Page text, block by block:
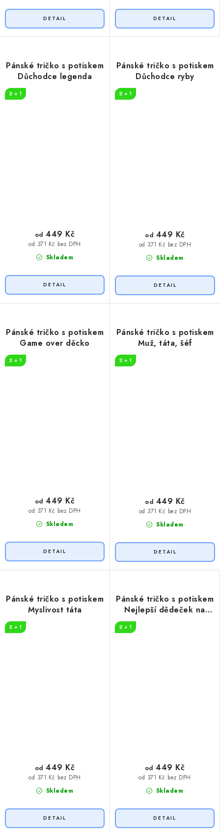
Pánské tričko s potiskem
Důchodce legenda
2 + 1
Skladem
od 371 Kč bez DPH
od 449 Kč
Pánské tričko s potiskem
Důchodce ryby
2 + 1
Skladem
od 371 Kč bez DPH
od 449 Kč
Pánské tričko s potiskem
Game over děcko
2 + 1
Skladem
od 371 Kč bez DPH
od 449 Kč
Pánské tričko s potiskem
Muž, táta, šéf
2 + 1
Skladem
od 371 Kč bez DPH
od 449 Kč
Pánské tričko s potiskem
Myslivost táta
2 + 1
Skladem
od 371 Kč bez DPH
od 449 Kč
Pánské tričko s potiskem
Nejlepší dědeček na
2 + 1
Skladem
od 371 Kč bez DPH
od 449 Kč